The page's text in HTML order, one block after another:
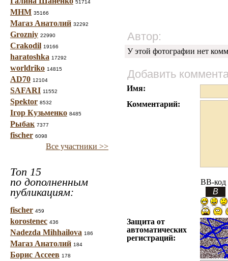
51714
МНМ 35166
Магаз Анатолий 32292
Grozniy 22990
Crakodil 19166
haratoshka 17292
worldriko 14815
AD70 12104
SAFARI 11552
Spektor 8532
Ігор Кузьменко 8485
Рыбак 7377
fischer 6098
Все участники >>
Топ 15
по дополненным
публикациям:
fischer 459
korostenec 436
Nadezda Mihhailova 186
Магаз Анатолий 184
Борис Ассеев 178
Автор:
У этой фотографии нет
Добавить
Имя:
Комментарий:
BB-код
Защита от
автоматических
регистраций: